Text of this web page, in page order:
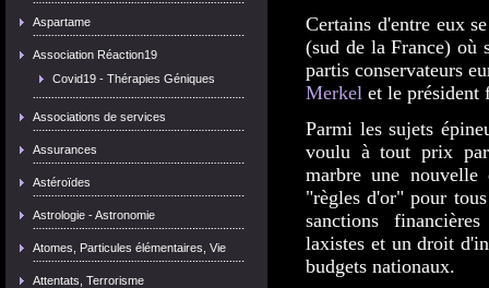
Aspartame
Association Réaction19
Covid19 - Thérapies Géniques
Associations de services
Assurances
Astéroïdes
Astrologie - Astronomie
Atomes, Particules élémentaires, Vie
Attentats, Terrorisme
Certains d'entre eux
(sud de la France) où
partis conservateurs
Merkel et le président
Parmi les sujets
voulu à tout prix
marbre une nouvelle
"règles d'or" pour
sanctions
laxistes et un droit
budgets nationaux.